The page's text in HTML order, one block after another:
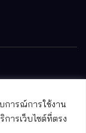
การณ์การใช้งาน
ารเว็บไซต์ที่ตรง